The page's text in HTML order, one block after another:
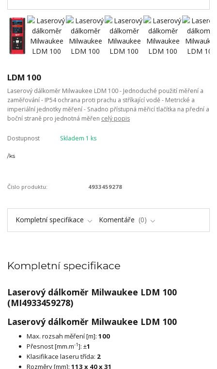
LDM 100
Laserový dálkoměr Milwaukee LDM 100 - Jednoduché použití měření a
zaměřování - IP54 ochrana proti prachu a stříkající vodě - Metrické a
imperiální jednotky měření - Snadno přístupná měřicí tlačítka na přední a
boční straně pro jednotná měřen celý popis
Dostupnost Skladem 1 ks
/ks
Číslo produktu: 4933459278
Kompletní specifikace Komentáře 0
Kompletní specifikace
Laserový dálkoměr Milwaukee LDM 100
(MI4933459278)
Laserový dálkoměr Milwaukee LDM 100
Max. rozsah měření [m]: 100
Přesnost [mm.m-1]: ±1
Klasifikace laseru třída: 2
Rozměry [mm]: 113 x 40 x 31